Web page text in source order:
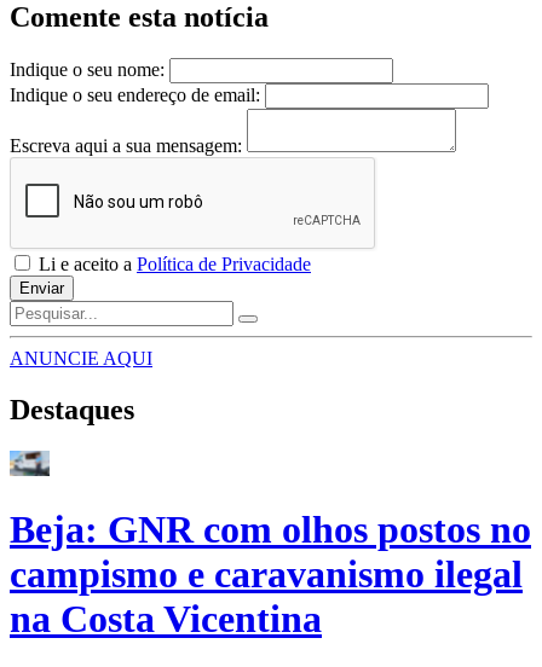
Comente esta notícia
Indique o seu nome:
Indique o seu endereço de email:
Escreva aqui a sua mensagem:
Li e aceito a Política de Privacidade
Enviar
ANUNCIE AQUI
Destaques
Beja: GNR com olhos postos no
campismo e caravanismo ilegal
na Costa Vicentina